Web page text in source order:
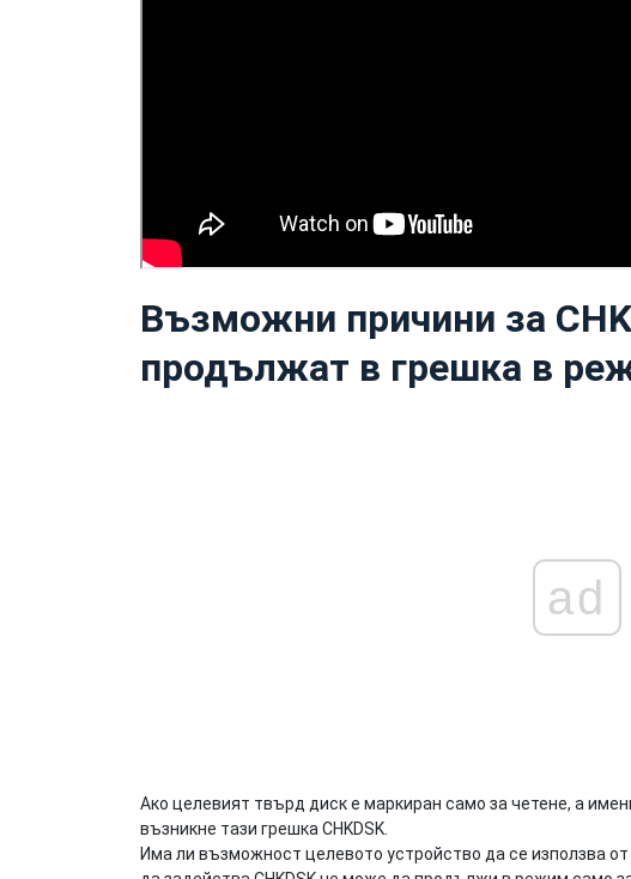
Възможни причини за
продължат в грешка в
ad
Ако целевият твърд диск е маркиран само за четене, а
възникне тази грешка CHKDSK.
Има ли възможност целевото устройство да се използва